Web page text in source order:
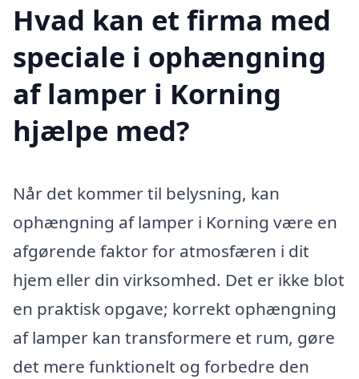
Hvad kan et firma med
speciale i ophængning
af lamper i Korning
hjælpe med?
Når det kommer til belysning, kan
ophængning af lamper i Korning være en
afgørende faktor for atmosfæren i dit
hjem eller din virksomhed. Det er ikke blot
en praktisk opgave; korrekt ophængning
af lamper kan transformere et rum, gøre
det mere funktionelt og forbedre den